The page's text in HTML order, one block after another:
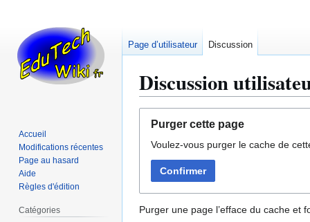
Discussion
navigation
recherche
Purger cette page
Voulez-vous purger le cache de
Confirmer
Purger une page l’efface du cache et
Page d’utilisateur Discussion
Accueil
Modifications récentes
Page au hasard
Aide
Règles d'édition
Catégories